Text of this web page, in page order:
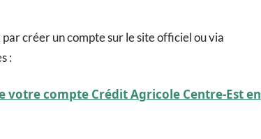
créer un compte sur le site officiel ou via
:
votre compte Crédit Agricole Centre-Est en